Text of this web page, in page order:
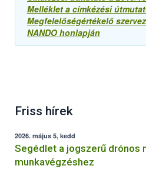
Melléklet a címkézési
Megfelelőségértékelő
NANDO honlapján
Friss hírek
2026. május 5, kedd
Segédlet a jogszerű drónos
munkavégzéshez